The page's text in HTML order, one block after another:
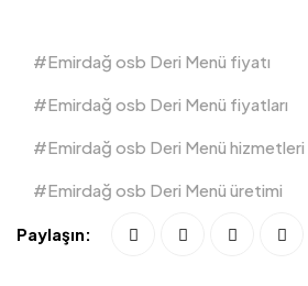
Emirdağ osb Deri Menü fiyatı
Emirdağ osb Deri Menü fiyatları
Emirdağ osb Deri Menü hizmetleri
Emirdağ osb Deri Menü üretimi
Paylaşın: